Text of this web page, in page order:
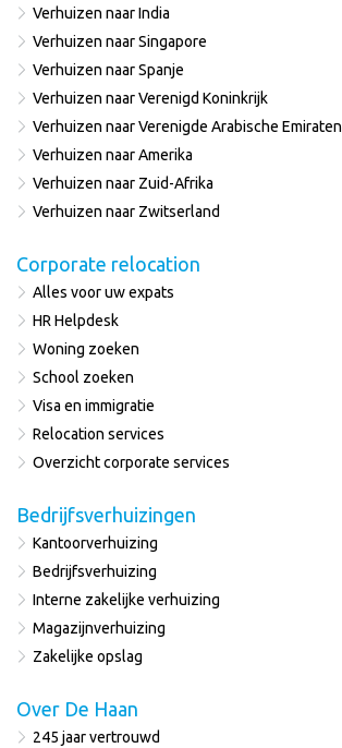
Verhuizen naar India
Verhuizen naar Singapore
Verhuizen naar Spanje
Verhuizen naar Verenigd Koninkrijk
Verhuizen naar Verenigde Arabische Emiraten
Verhuizen naar Amerika
Verhuizen naar Zuid-Afrika
Verhuizen naar Zwitserland
Corporate relocation
Alles voor uw expats
HR Helpdesk
Woning zoeken
School zoeken
Visa en immigratie
Relocation services
Overzicht corporate services
Bedrijfsverhuizingen
Kantoorverhuizing
Bedrijfsverhuizing
Interne zakelijke verhuizing
Magazijnverhuizing
Zakelijke opslag
Over De Haan
245 jaar vertrouwd